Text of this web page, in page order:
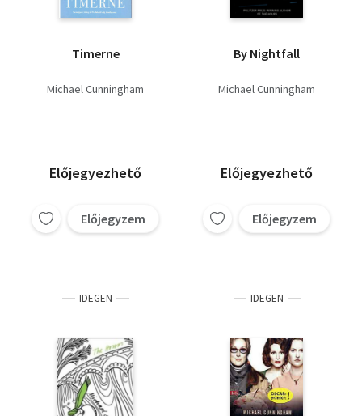
Timerne
Michael Cunningham
Előjegyezhető
Előjegyzem
By Nightfall
Michael Cunningham
Előjegyezhető
Előjegyzem
IDEGEN IDEGEN